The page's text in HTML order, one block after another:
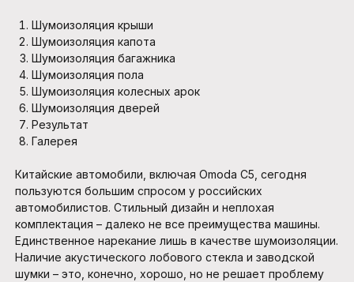
Шумоизоляция крыши
Шумоизоляция капота
Шумоизоляция багажника
Шумоизоляция пола
Шумоизоляция колесных арок
Шумоизоляция дверей
Результат
Галерея
Китайские автомобили, включая Omoda C5, сегодня
пользуются большим спросом у российских
автомобилистов. Стильный дизайн и неплохая
комплектация – далеко не все преимущества машины.
Единственное нарекание лишь в качестве шумоизоляции.
Наличие акустического лобового стекла и заводской
шумки – это, конечно, хорошо, но не решает проблему